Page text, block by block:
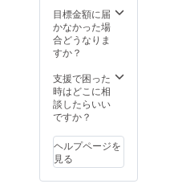
デジタ
ルブッ
クを提
供。
日未定
の為、
このリ
ターン
に応じ
て提
供）
目標金額に届
かなかった場
合どうなりま
すか？
支援で困った
時はどこに相
談したらいい
ですか？
ヘルプページを
見る